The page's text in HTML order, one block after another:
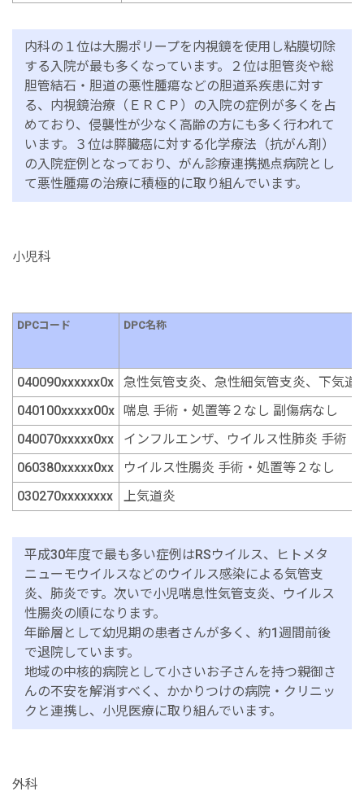
内科の１位は大腸ポリープを内視鏡を使用し粘膜切除
する入院が最も多くなっています。２位は胆管炎や総
胆管結石・胆道の悪性腫瘍などの胆道系疾患に対す
る、内視鏡治療（ＥＲＣＰ）の入院の症例が多くを占
めており、侵襲性が少なく高齢の方にも多く行われて
います。３位は膵臓癌に対する化学療法（抗がん剤）
の入院症例となっており、がん診療連携拠点病院とし
て悪性腫瘍の治療に積極的に取り組んでいます。
小児科
DPCコード DPC名称
040090xxxxxx0x
急性気管支炎、急性細気管支炎、下気道
040100xxxxx00x 喘息 手術・処置等２なし 副傷病なし
040070xxxxx0xx
インフルエンザ、ウイルス性肺炎 手術
060380xxxxx0xx
ウイルス性腸炎 手術・処置等２なし
030270xxxxxxxx
上気道炎
平成30年度で最も多い症例はRSウイルス、ヒトメタ
ニューモウイルスなどのウイルス感染による気管支
炎、肺炎です。次いで小児喘息性気管支炎、ウイルス
性腸炎の順になります。
年齢層として幼児期の患者さんが多く、約1週間前後
で退院しています。
地域の中核的病院として小さいお子さんを持つ親御さ
んの不安を解消すべく、かかりつけの病院・クリニッ
クと連携し、小児医療に取り組んでいます。
外科